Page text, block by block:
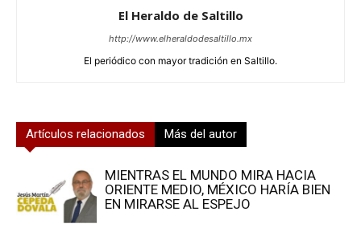
El Heraldo de Saltillo
http://www.elheraldodesaltillo.mx
El periódico con mayor tradición en Saltillo.
Artículos relacionados Más del autor
MIENTRAS EL MUNDO MIRA HACIA
ORIENTE MEDIO, MÉXICO HARÍA BIEN
EN MIRARSE AL ESPEJO